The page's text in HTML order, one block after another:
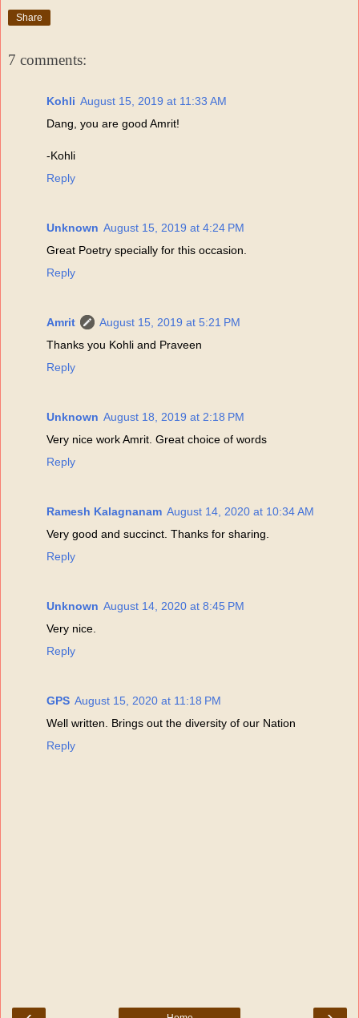
Share
7 comments:
Kohli August 15, 2019 at 11:33 AM
Dang, you are good Amrit!
-Kohli
Reply
Unknown August 15, 2019 at 4:24 PM
Great Poetry specially for this occasion.
Reply
Amrit
August 15, 2019 at 5:21 PM
Thanks you Kohli and Praveen
Reply
Unknown August 18, 2019 at 2:18 PM
Very nice work Amrit. Great choice of words
Reply
Ramesh Kalagnanam August 14, 2020 at 10:34 AM
Very good and succinct. Thanks for sharing.
Reply
Unknown August 14, 2020 at 8:45 PM
Very nice.
Reply
GPS August 15, 2020 at 11:18 PM
Well written. Brings out the diversity of our Nation
Reply